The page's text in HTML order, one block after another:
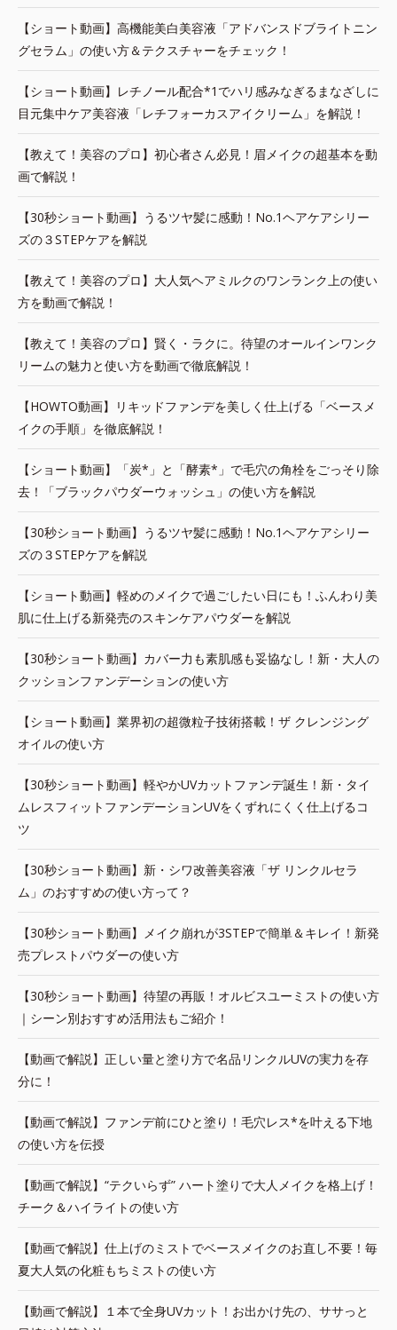
【ショート動画】高機能美白美容液「アドバンスドブライトニン
グセラム」の使い方＆テクスチャーをチェック！
【ショート動画】レチノール配合*1でハリ感みなぎるまなざしに
目元集中ケア美容液「レチフォーカスアイクリーム」を解説！
【教えて！美容のプロ】初心者さん必見！眉メイクの超基本を動
画で解説！
【30秒ショート動画】うるツヤ髪に感動！No.1ヘアケアシリー
ズの３STEPケアを解説
【教えて！美容のプロ】大人気ヘアミルクのワンランク上の使い
方を動画で解説！
【教えて！美容のプロ】賢く・ラクに。待望のオールインワンク
リームの魅力と使い方を動画で徹底解説！
【HOWTO動画】リキッドファンデを美しく仕上げる「ベースメ
イクの手順」を徹底解説！
【ショート動画】「炭*」と「酵素*」で毛穴の角栓をごっそり除
去！「ブラックパウダーウォッシュ」の使い方を解説
【30秒ショート動画】うるツヤ髪に感動！No.1ヘアケアシリー
ズの３STEPケアを解説
【ショート動画】軽めのメイクで過ごしたい日にも！ふんわり美
肌に仕上げる新発売のスキンケアパウダーを解説
【30秒ショート動画】カバー力も素肌感も妥協なし！新・大人の
クッションファンデーションの使い方
【ショート動画】業界初の超微粒子技術搭載！ザ クレンジング
オイルの使い方
【30秒ショート動画】軽やかUVカットファンデ誕生！新・タイ
ムレスフィットファンデーションUVをくずれにくく仕上げるコ
ツ
【30秒ショート動画】新・シワ改善美容液「ザ リンクルセラ
ム」のおすすめの使い方って？
【30秒ショート動画】メイク崩れが3STEPで簡単＆キレイ！新発
売プレストパウダーの使い方
【30秒ショート動画】待望の再販！オルビスユーミストの使い方
｜シーン別おすすめ活用法もご紹介！
【動画で解説】正しい量と塗り方で名品リンクルUVの実力を存
分に！
【動画で解説】ファンデ前にひと塗り！毛穴レス*を叶える下地
の使い方を伝授
【動画で解説】“テクいらず” ハート塗りで大人メイクを格上げ！
チーク＆ハイライトの使い方
【動画で解説】仕上げのミストでベースメイクのお直し不要！毎
夏大人気の化粧もちミストの使い方
【動画で解説】１本で全身UVカット！お出かけ先の、ササっと